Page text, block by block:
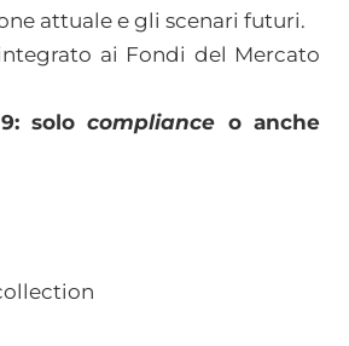
attuale e gli scenari futuri.
ai Fondi del Mercato
solocompliance o anche